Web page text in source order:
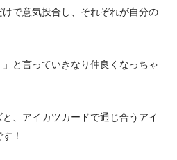
で意気投合し、それぞれが自分の
」と言っていきなり仲良くなっちゃ
と、アイカツカードで通じ合うアイ
！